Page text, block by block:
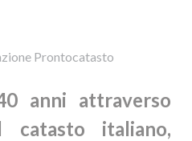
Prontocatasto
anni attraverso
catasto italiano,